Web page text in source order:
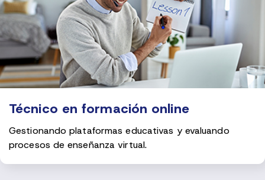
Técnico en formación online
Gestionando plataformas educativas y evaluando
procesos de enseñanza virtual.